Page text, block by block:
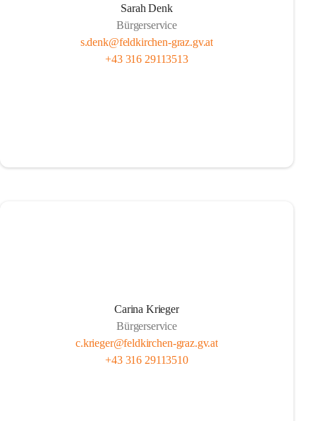
Sarah Denk
Bürgerservice
s.denk@feldkirchen-graz.gv.at
+43 316 29113513
Carina Krieger
Bürgerservice
c.krieger@feldkirchen-graz.gv.at
+43 316 29113510